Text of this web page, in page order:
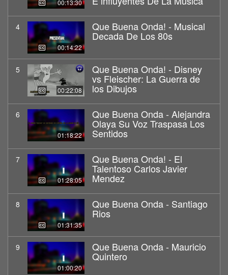
00:13:30
4
00:14:22
Que Buena Onda! - Musical
Decada De Los 80s
5
00:22:08
Que Buena Onda! - Disney
vs Fleischer: La Guerra de
los Dibujos
6
01:18:22
Que Buena Onda - Alejandra
Olaya Su Voz Traspasa Los
Sentidos
7
01:28:05
Que Buena Onda! - El
Talentoso Carlos Javier
Mendez
8
01:31:35
Que Buena Onda - Santiago
Rios
9
01:00:20
Que Buena Onda - Mauricio
Quintero